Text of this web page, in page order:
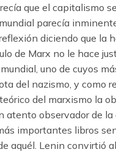
que el capitalismo
parecía
diciendo que la
de Marx no le hace
uno de cuyos
del nazismo, y como
del marxismo la
atento observador de
importantes libros
aquél. Lenin convirtió